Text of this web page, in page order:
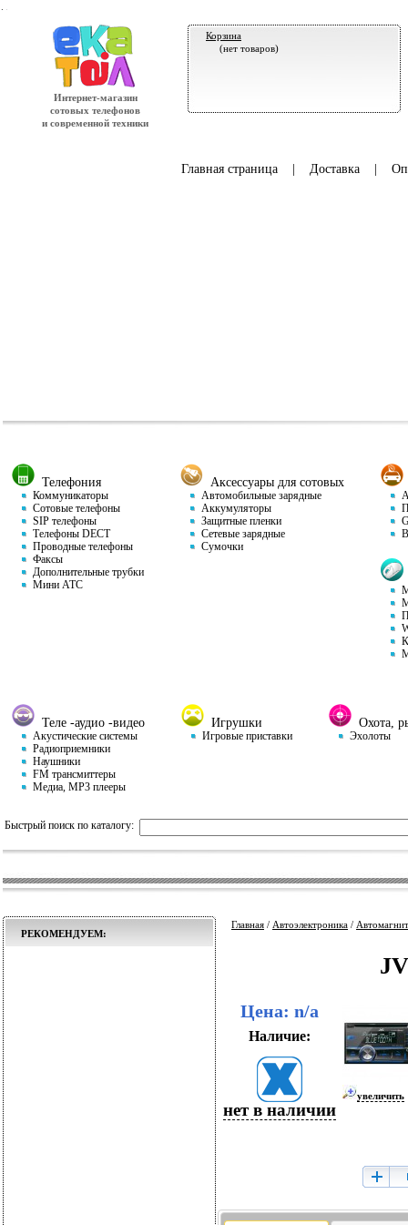
Интернет-магазин
сотовых телефонов
и современной техники
Корзина
(нет товаров)
Главная страница| Доставка|
Телефония
Коммуникаторы
Сотовые телефоны
SIP телефоны
Телефоны DECT
Проводные телефоны
Факсы
Дополнительные трубки
Мини АТС
Аксессуары для сотовых
Автомобильные зарядные
Аккумуляторы
Защитные пленки
Сетевые зарядные
Сумочки
Теле -аудио -видео
Акустические системы
Радиоприемники
Наушники
FM трансмиттеры
Медиа, MP3 плееры
Игрушки
Игровые приставки
Охота,
Эхолоты
Быстрый поиск по каталогу:
РЕКОМЕНДУЕМ:
Главная / Автоэлектроника /
Цена: n/a
Наличие:
нет в наличии
увеличить